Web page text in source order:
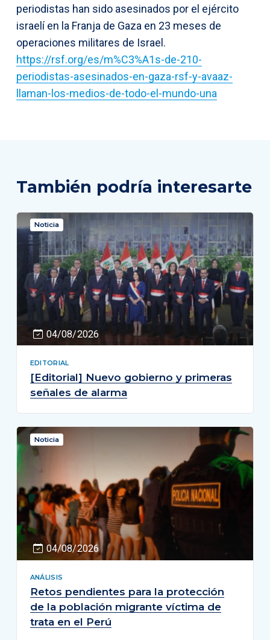
periodistas han sido asesinados por el ejército
israelí en la Franja de Gaza en 23 meses de
operaciones militares de Israel.
https://rsf.org/es/m%C3%A1s-de-210-
periodistas-asesinados-en-gaza-rsf-y-avaaz-
llaman-los-medios-de-todo-el-mundo-una
También podría interesarte
Noticia
04/08/2026
EDITORIAL
[Editorial] Nuevo gobierno y primeras
señales de alarma
Noticia
04/08/2026
ANÁLISIS
Retos pendientes para la protección
de la población migrante víctima de
trata en el Perú